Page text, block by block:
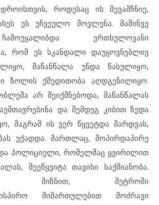
როდესაც ის შევამჩნიე,
ეს უჩვეულო მოვლენა. მაშინვე
ერთსულოვანი
რომ ეს სკანდალი დაუყოვნებლივ
მაწანწალა უნდა წასულიყო,
ზოლის ქმედითობა აღდგენილიყო.
არ შეიქმნებოდა, მაწანწალას
და შემდეგ კიბით ზედა
მაგრამ ის ვერ წყვეტდა შარდვას,
უქადდა. მართლაც, მოპირდაპირე
პოლიციელი, რომელმაც ყვირილით
შეეწყვიტა თავისი საქმიანობა.
მიზნით, მეტროში
მიმართულებით მოძრავი